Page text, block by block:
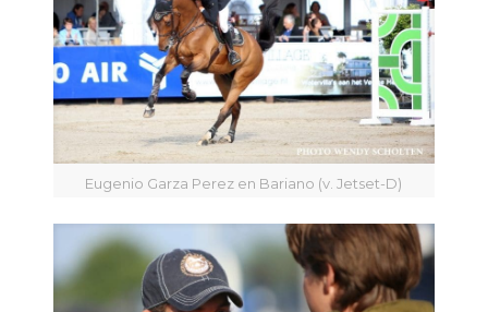
Eugenio Garza Perez en Bariano (v. Jetset-D)